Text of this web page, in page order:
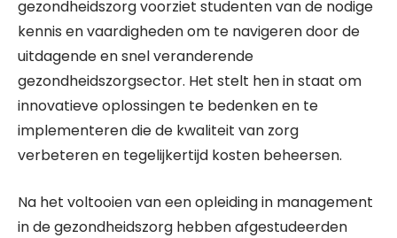
gezondheidszorg voorziet studenten van de nodige
kennis en vaardigheden om te navigeren door de
uitdagende en snel veranderende
gezondheidszorgsector. Het stelt hen in staat om
innovatieve oplossingen te bedenken en te
implementeren die de kwaliteit van zorg
verbeteren en tegelijkertijd kosten beheersen.
Na het voltooien van een opleiding in management
in de gezondheidszorg hebben afgestudeerden